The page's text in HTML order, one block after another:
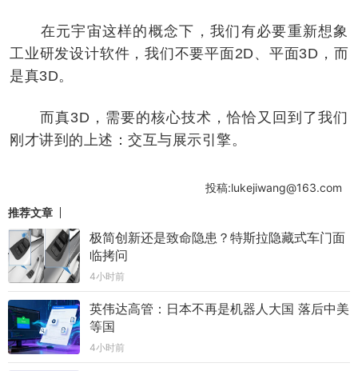
在元宇宙这样的概念下，我们有必要重新想象
工业研发设计软件，我们不要平面2D、平面3D，而
是真3D。
而真3D，需要的核心技术，恰恰又回到了我们
刚才讲到的上述：交互与展示引擎。
投稿:lukejiwang@163.com
推荐文章
极简创新还是致命隐患？特斯拉隐藏式车门面
临拷问
4小时前
英伟达高管：日本不再是机器人大国 落后中美
等国
4小时前